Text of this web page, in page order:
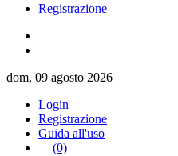
Registrazione
dom, 09 agosto 2026
Login
Registrazione
Guida all'uso
(0)